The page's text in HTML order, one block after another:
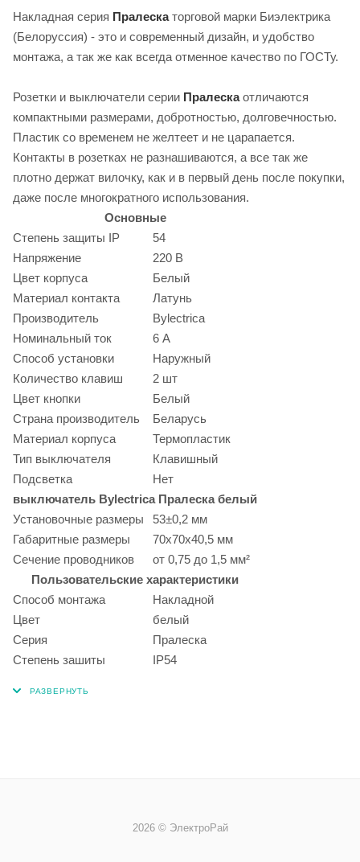
Накладная серия Пралескаторговой марки Биэлектрика
(Белоруссия) - это и современный дизайн, и удобство
монтажа, а так же как всегда отменное качество по ГОСТу.
Розетки и выключатели серии Пралескаотличаются
компактными размерами, добротностью, долговечностью.
Пластик со временем не желтеет и не царапается.
Контакты в розетках не разнашиваются, а все так же
плотно держат вилочку, как и в первый день после покупки,
даже после многократного использования.
Основные
Степень защиты IP
54
Напряжение
220 В
Цвет корпуса
Белый
Материал контакта
Латунь
Производитель
Bylectrica
Номинальный ток
6 А
Способ установки
Наружный
Количество клавиш
2 шт
Цвет кнопки
Белый
Страна производитель
Беларусь
Материал корпуса
Термопластик
Тип выключателя
Клавишный
Подсветка
Нет
выключатель Bylectrica Пралеска белый
Установочные размеры
53±0,2 мм
Габаритные размеры
70х70х40,5 мм
Сечение проводников
от 0,75 до 1,5 мм²
Пользовательские характеристики
Способ монтажа
Накладной
Цвет
белый
Серия
Пралеска
Степень зашиты
IP54
2026 © ЭлектроРай